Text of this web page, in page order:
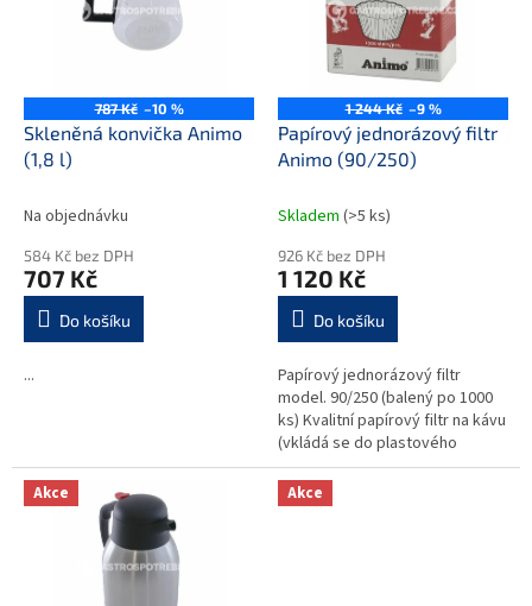
787 Kč –10 %
Skleněná konvička Animo
(1,8 l)
Na objednávku
584 Kč bez DPH
707 Kč
Do košíku
...
1 244 Kč –9 %
Papírový jednorázový filtr
Animo (90/250)
Skladem (>5 ks)
926 Kč bez DPH
1 120 Kč
Do košíku
Papírový jednorázový filtr
model. 90/250 (balený po 1000
ks) Kvalitní papírový filtr na kávu
(vkládá se do plastového
držáku filtru kávovaru těchto
modelů)Shodný pro tyto
modely...
Akce Akce